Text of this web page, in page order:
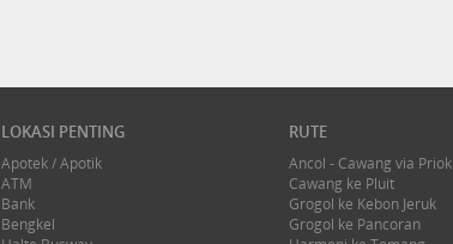
LOKASI PENTING
Apotek / Apotik
ATM
Bank
Bengkel
RUTE
Ancol - Cawang via Priok
Cawang ke Pluit
Grogol ke Kebon Jeruk
Grogol ke Pancoran